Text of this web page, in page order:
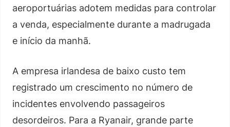
aeroportuárias adotem medidas para controlar
a venda, especialmente durante a madrugada
e início da manhã.
A empresa irlandesa de baixo custo tem
registrado um crescimento no número de
incidentes envolvendo passageiros
desordeiros. Para a Ryanair, grande parte